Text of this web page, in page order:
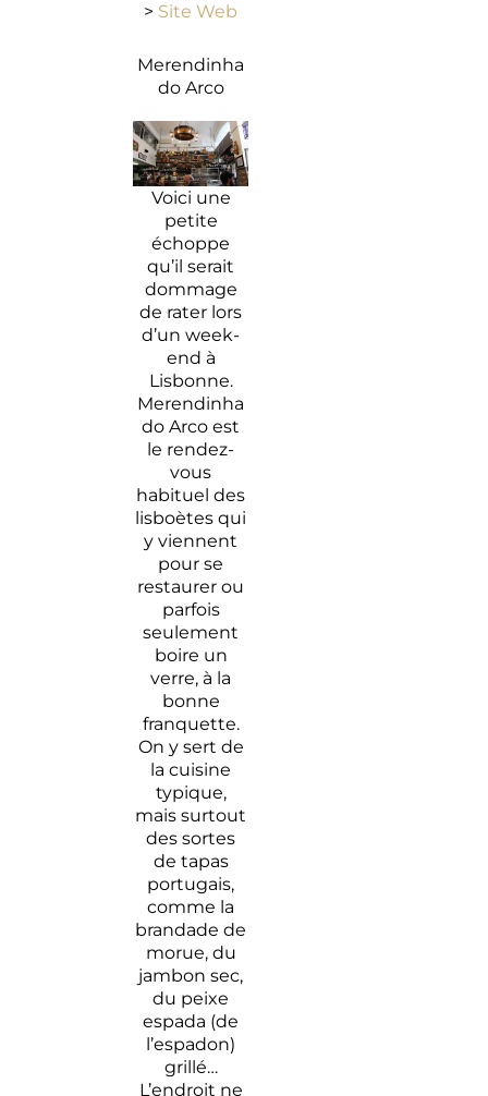
> Site Web
Merendinha
do Arco
Voici une
petite
échoppe
qu’il serait
dommage
de rater lors
d’un week-
end à
Lisbonne.
Merendinha
do Arco est
le rendez-
vous
habituel des
lisboètes qui
y viennent
pour se
restaurer ou
parfois
seulement
boire un
verre, à la
bonne
franquette.
On y sert de
la cuisine
typique,
mais surtout
des sortes
de tapas
portugais,
comme la
brandade de
morue, du
jambon sec,
du peixe
espada (de
l’espadon)
grillé…
L’endroit ne